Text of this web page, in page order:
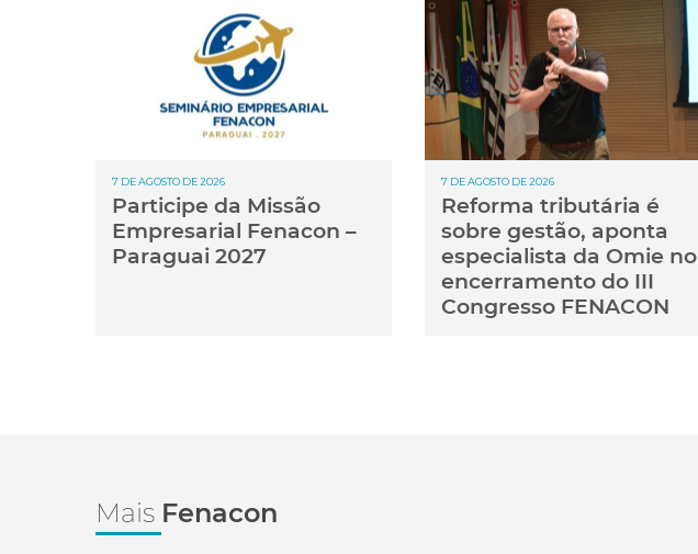
7 DE AGOSTO DE 2026
Participe da Missão
Empresarial Fenacon –
Paraguai 2027
7 DE AGOSTO DE 2026
Reforma tributária é
sobre gestão, aponta
especialista da Omie no
encerramento do III
Congresso FENACON
Mais Fenacon